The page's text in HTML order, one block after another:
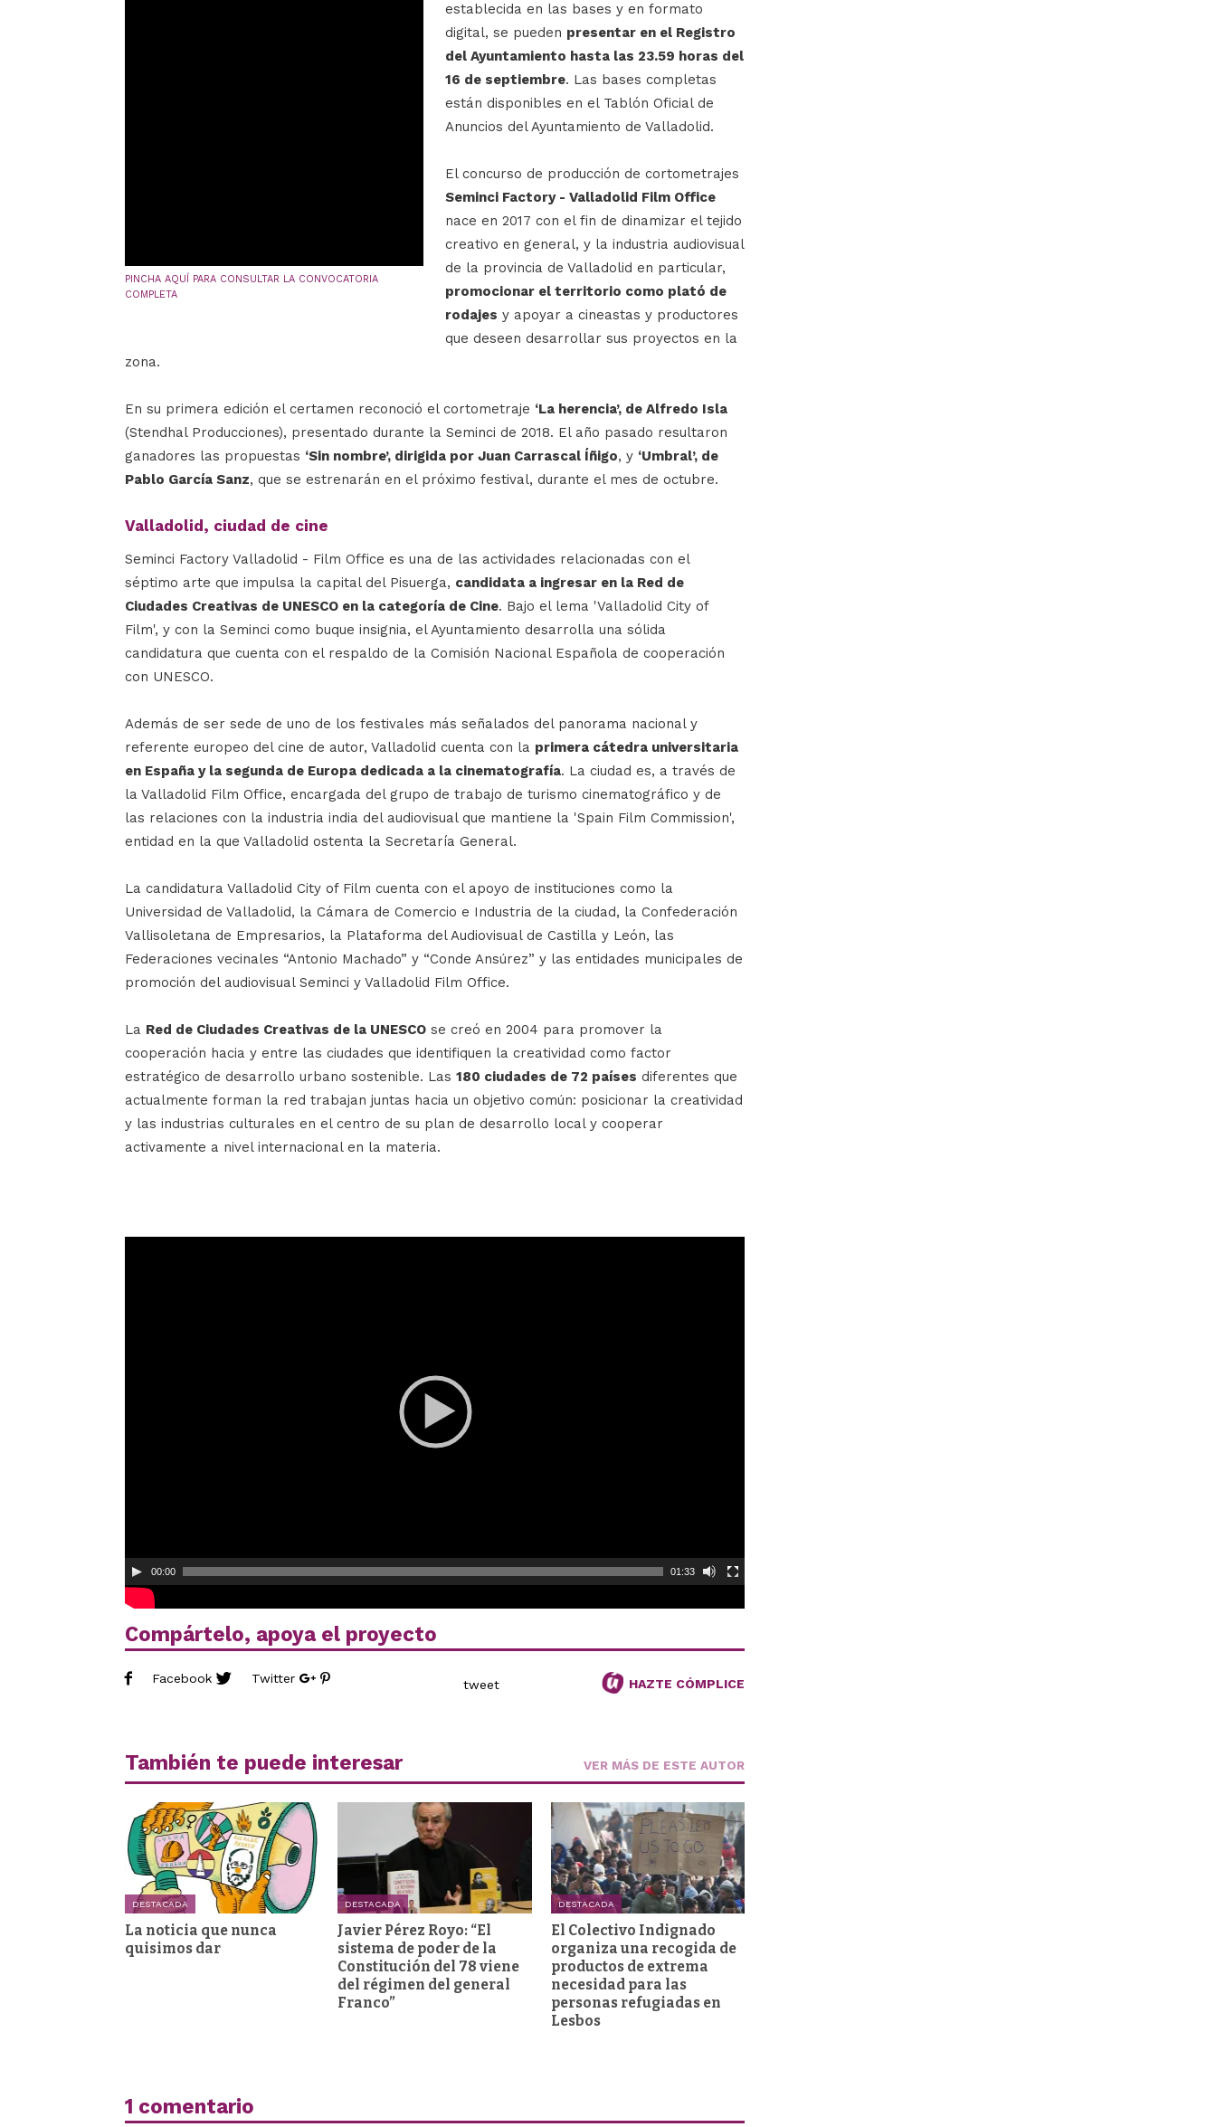
PINCHA AQUÍ PARA CONSULTAR LA CONVOCATORIA
COMPLETA
establecida en las bases y en formato
digital, se pueden presentar en el Registro
del Ayuntamiento hasta las 23.59 horas del
16 de septiembre. Las bases completas
están disponibles en el Tablón Oficial de
Anuncios del Ayuntamiento de Valladolid.
El concurso de producción de cortometrajes
Seminci Factory - Valladolid Film Office
nace en 2017 con el fin de dinamizar el tejido
creativo en general, y la industria audiovisual
de la provincia de Valladolid en particular,
promocionar el territorio como plató de
rodajes y apoyar a cineastas y productores
que deseen desarrollar sus proyectos en la
zona.
En su primera edición el certamen reconoció el cortometraje ‘La herencia’, de Alfredo Isla
(Stendhal Producciones), presentado durante la Seminci de 2018. El año pasado resultaron
ganadores las propuestas ‘Sin nombre’, dirigida por Juan Carrascal Íñigo, y ‘Umbral’, de
Pablo García Sanz, que se estrenarán en el próximo festival, durante el mes de octubre.
Valladolid, ciudad de cine
Seminci Factory Valladolid - Film Office es una de las actividades relacionadas con el
séptimo arte que impulsa la capital del Pisuerga, candidata a ingresar en la Red de
Ciudades Creativas de UNESCO en la categoría de Cine. Bajo el lema 'Valladolid City of
Film', y con la Seminci como buque insignia, el Ayuntamiento desarrolla una sólida
candidatura que cuenta con el respaldo de la Comisión Nacional Española de cooperación
con UNESCO.
Además de ser sede de uno de los festivales más señalados del panorama nacional y
referente europeo del cine de autor, Valladolid cuenta con la primera cátedra universitaria
en España y la segunda de Europa dedicada a la cinematografía. La ciudad es, a través de
la Valladolid Film Office, encargada del grupo de trabajo de turismo cinematográfico y de
las relaciones con la industria india del audiovisual que mantiene la 'Spain Film Commission',
entidad en la que Valladolid ostenta la Secretaría General.
La candidatura Valladolid City of Film cuenta con el apoyo de instituciones como la
Universidad de Valladolid, la Cámara de Comercio e Industria de la ciudad, la Confederación
Vallisoletana de Empresarios, la Plataforma del Audiovisual de Castilla y León, las
Federaciones vecinales “Antonio Machado” y “Conde Ansúrez” y las entidades municipales de
promoción del audiovisual Seminci y Valladolid Film Office.
La Red de Ciudades Creativas de la UNESCO se creó en 2004 para promover la
cooperación hacia y entre las ciudades que identifiquen la creatividad como factor
estratégico de desarrollo urbano sostenible. Las 180 ciudades de 72 países diferentes que
actualmente forman la red trabajan juntas hacia un objetivo común: posicionar la creatividad
y las industrias culturales en el centro de su plan de desarrollo local y cooperar
activamente a nivel internacional en la materia.
00:00 01:33
Compártelo, apoya el proyecto
Facebook Twitter tweet HAZTE CÓMPLICE
También te puede interesar VER MÁS DE ESTE AUTOR
DESTACADA
La noticia que nunca
quisimos dar
DESTACADA
Javier Pérez Royo: “El
sistema de poder de la
Constitución del 78 viene
del régimen del general
Franco”
DESTACADA
El Colectivo Indignado
organiza una recogida de
productos de extrema
necesidad para las
personas refugiadas en
Lesbos
1 comentario